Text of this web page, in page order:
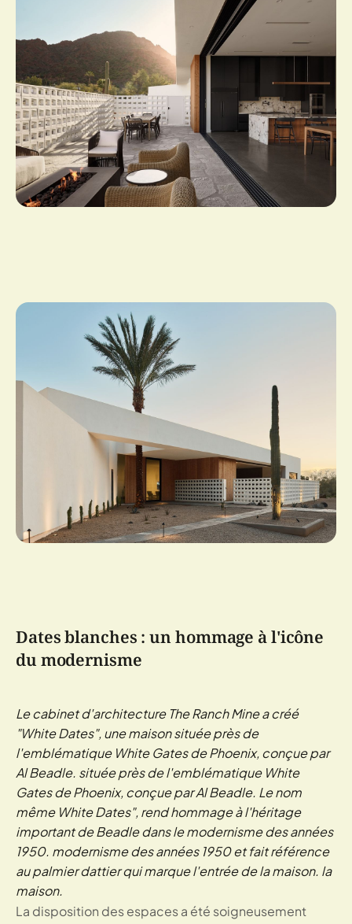
Dates blanches : un hommage à l'icône
du modernisme
Le cabinet d'architecture The Ranch Mine a créé
"White Dates", une maison située près de
l'emblématique White Gates de Phoenix, conçue par
Al Beadle. située près de l'emblématique White
Gates de Phoenix, conçue par Al Beadle. Le nom
même White Dates", rend hommage à l'héritage
important de Beadle dans le modernisme des années
1950. modernisme des années 1950 et fait référence
au palmier dattier qui marque l'entrée de la maison. la
maison.
La disposition des espaces a été soigneusement